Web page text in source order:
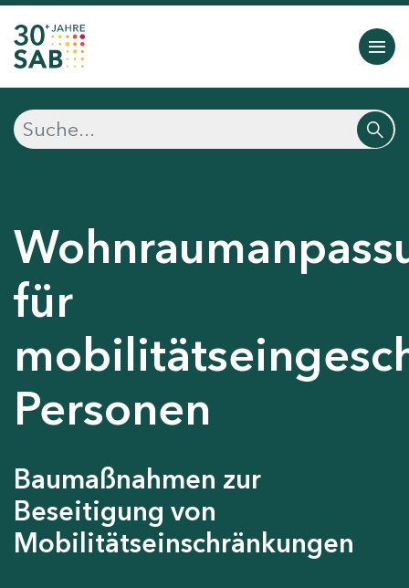
für
Personen
Baumaßnahmen zur
Beseitigung von
Mobilitätseinschränkungen